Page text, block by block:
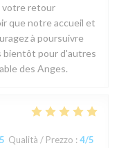
votre retour
que notre accueil et
à poursuivre
bientôt pour d'autres
des Anges.
Qualità / Prezzo : 4/5